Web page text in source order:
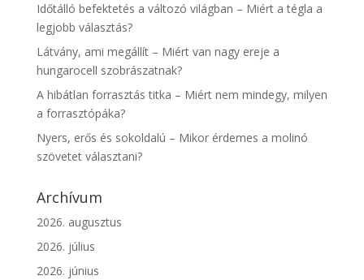
Időtálló befektetés a változó világban – Miért a tégla a
legjobb választás?
Látvány, ami megállít – Miért van nagy ereje a
hungarocell szobrászatnak?
A hibátlan forrasztás titka – Miért nem mindegy, milyen
a forrasztópáka?
Nyers, erős és sokoldalú – Mikor érdemes a molinó
szövetet választani?
Archívum
2026. augusztus
2026. július
2026. június